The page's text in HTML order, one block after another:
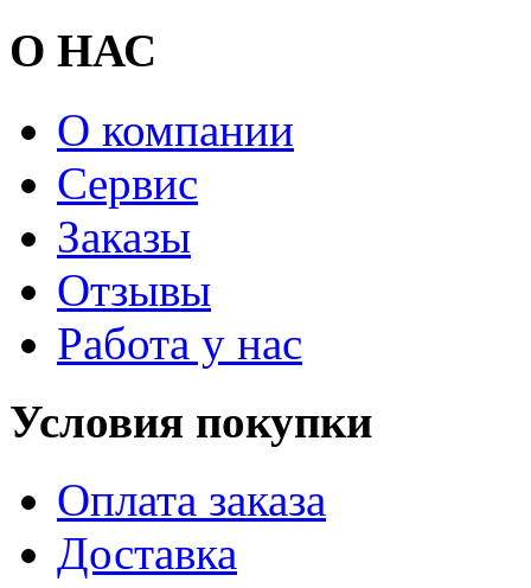
О НАС
О компании
Сервис
Заказы
Отзывы
Работа у нас
Условия покупки
Оплата заказа
Доставка